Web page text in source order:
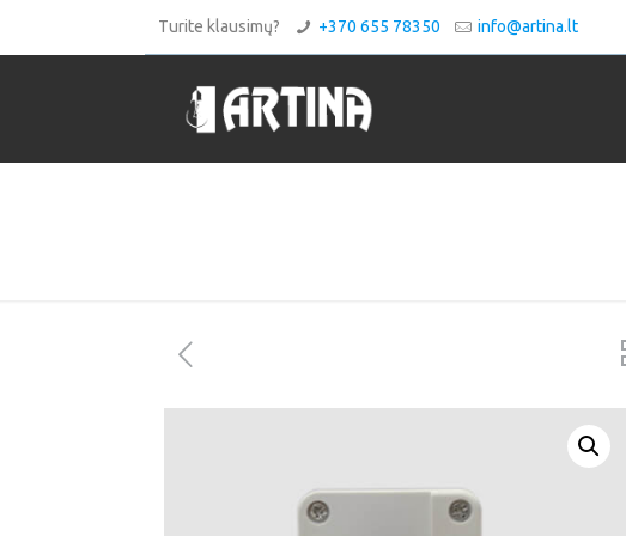
Turite klausimų? +370 655 78350 info@artina.lt